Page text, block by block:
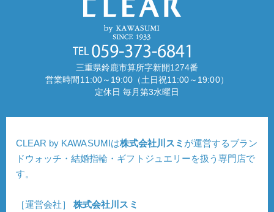
三重県鈴鹿市算所字新開1274番
営業時間11:00～19:00（土日祝11:00～19:00）
定休日 毎月第3水曜日
CLEAR by KAWASUMIは株式会社川スミ が運営するブラン
ドウォッチ・結婚指輪・ギフトジュエリーを扱う専門店で
す。
［運営会社］株式会社川スミ